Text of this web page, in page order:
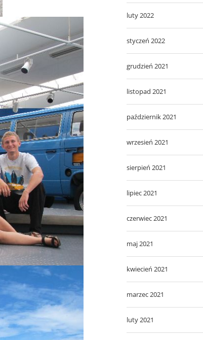
luty 2022
styczeń 2022
grudzień 2021
listopad 2021
październik 2021
wrzesień 2021
sierpień 2021
lipiec 2021
czerwiec 2021
maj 2021
kwiecień 2021
marzec 2021
luty 2021